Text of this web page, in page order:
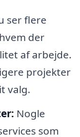
ser flere
der
af arbejde.
projekter
valg.
Nogle
som